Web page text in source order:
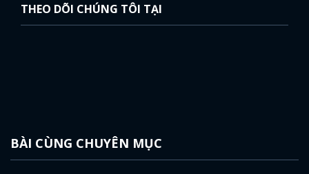
THEO DÕI CHÚNG TÔI TẠI
BÀI CÙNG CHUYÊN MỤC